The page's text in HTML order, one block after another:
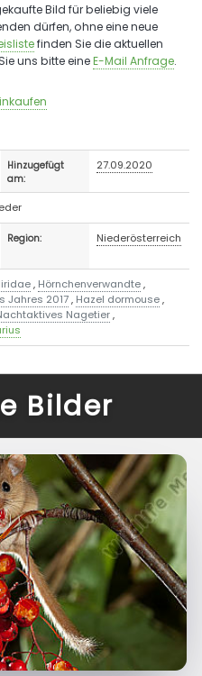
Bild für beliebig viele
dürfen, ohne eine neue
finden Sie die aktuellen
uns bitte eineE-Mail Anfrage.
Hinzugefügt
am:
27.09.2020
Region: Niederösterreich
, Hörnchenverwandte,
Jahres 2017, Hazel dormouse,
Nagetier,
Bilder